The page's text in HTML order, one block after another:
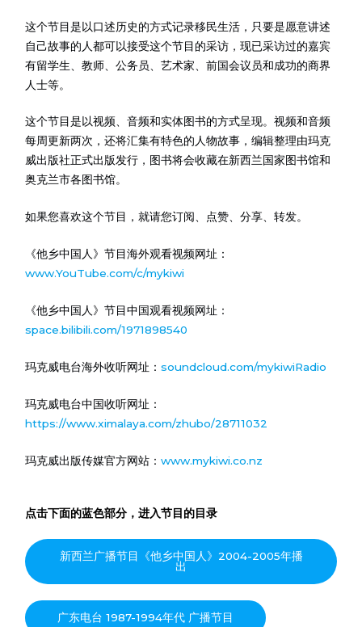
这个节目是以口述历史的方式记录移民生活，只要是愿意讲述
自己故事的人都可以接受这个节目的采访，现已采访过的嘉宾
有留学生、教师、公务员、艺术家、前国会议员和成功的商界
人士等。
这个节目是以视频、音频和实体图书的方式呈现。视频和音频
每周更新两次，还将汇集有特色的人物故事，编辑整理由玛克
威出版社正式出版发行，图书将会收藏在新西兰国家图书馆和
奥克兰市各图书馆。
如果您喜欢这个节目，就请您订阅、点赞、分享、转发。
《他乡中国人》节目海外观看视频网址：
www.YouTube.com/c/mykiwi
《他乡中国人》节目中国观看视频网址：
space.bilibili.com/1971898540
玛克威电台海外收听网址：soundcloud.com/mykiwiRadio
玛克威电台中国收听网址：
https://www.ximalaya.com/zhubo/28711032
玛克威出版传媒官方网站：www.mykiwi.co.nz
点击下面的蓝色部分，进入节目的目录
新西兰广播节目《他乡中国人》2004-2005年播
出
广东电台 1987-1994年代 广播节目